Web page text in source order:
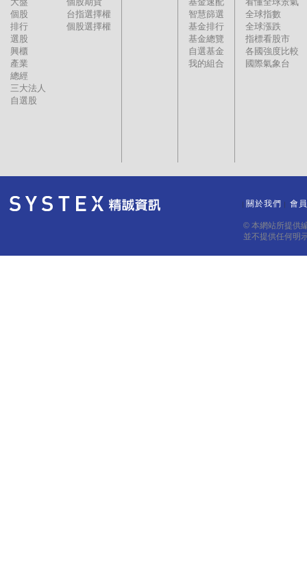
個股
排行
選股
興櫃
產業
總經
三大法人
自選股
台指選擇權
個股選擇權
智慧篩選
基金排行
基金總覽
自選基金
我的組合
全球指數
全球漲跌
指標看股市
各國強度比較
國際氣象台
關於我們 會
© 本網站所提供
並不提供任何明